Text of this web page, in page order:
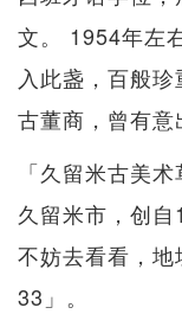
文。 1954年左
入此盏，百般
古董商，曾有意
「久留米古美
久留米市，创自
不妨去看看，
33」。